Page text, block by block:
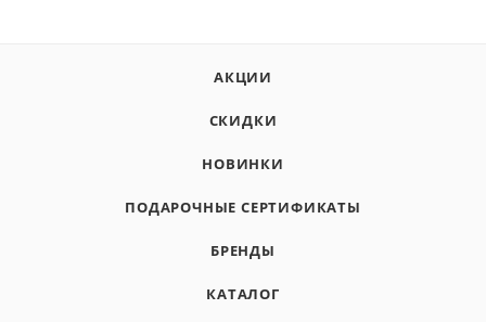
АКЦИИ
СКИДКИ
НОВИНКИ
ПОДАРОЧНЫЕ СЕРТИФИКАТЫ
БРЕНДЫ
КАТАЛОГ